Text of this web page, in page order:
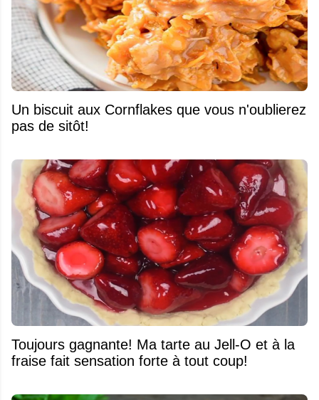
Un biscuit aux Cornflakes que vous n'oublierez
pas de sitôt!
Toujours gagnante! Ma tarte au Jell-O et à la
fraise fait sensation forte à tout coup!